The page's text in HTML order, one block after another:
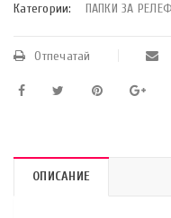
Категории: ПАПКИ ЗА РЕЛЕФ
Отпечатай
ОПИСАНИЕ